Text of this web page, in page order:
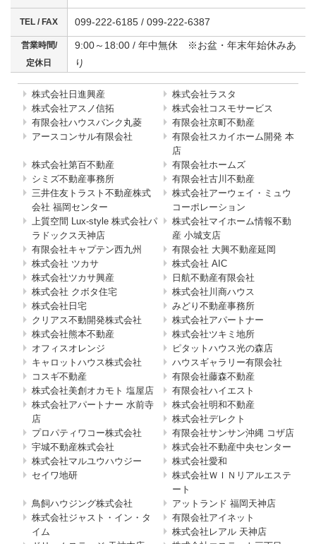
TEL / FAX 099-222-6185 / 099-222-6387
営業時間/
定休日
9:00～18:00 / 年中無休 ※お盆・年末年始休みあ
り
株式会社日進興産
株式会社ラスタ
株式会社アスノ信拓
株式会社コスモサービス
有限会社ハウスバンク丸菱
有限会社京町不動産
アースコンサル有限会社
有限会社スカイホーム開発 本
店
株式会社第百不動産
有限会社ホームズ
シミズ不動産事務所
有限会社古川不動産
三井住友トラスト不動産株式
会社 福岡センター
株式会社アーウェイ・ミュウ
コーポレーション
上質空間 Lux-style 株式会社パ
ラドックス天神店
株式会社マイホーム情報不動
産 小城支店
有限会社キャプテン西九州
有限会社 大興不動産延岡
株式会社 ツカサ
株式会社 AIC
株式会社ツカサ興産
日航不動産有限会社
株式会社 クボタ住宅
株式会社川商ハウス
株式会社日宅
みどり不動産事務所
クリアス不動開発株式会社
株式会社アパートナー
株式会社熊本不動産
株式会社ツキミ地所
オフィスオレンジ
ピタットハウス光の森店
キャロットハウス株式会社
ハウスギャラリー有限会社
コスギ不動産
有限会社藤森不動産
株式会社美創オカモト 塩屋店
有限会社ハイエスト
株式会社アパートナー 水前寺
店
株式会社明和不動産
株式会社デレクト
プロパティワコー株式会社
有限会社サンサン沖縄 コザ店
宇城不動産株式会社
株式会社不動産中央センター
株式会社マルユウハウジー
株式会社愛和
セイワ地研
株式会社ＷＩＮリアルエステ
ート
鳥飼ハウジング株式会社
アットランド 福岡天神店
株式会社ジャスト・イン・タ
イム
有限会社アイネット
株式会社レアル 天神店